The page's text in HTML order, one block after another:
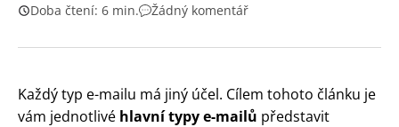
Doba čtení: 6 min.
Žádný komentář
Každý typ e-mailu má jiný účel. Cílem tohoto článku je
vám jednotlivé hlavní typy e-mailů představit